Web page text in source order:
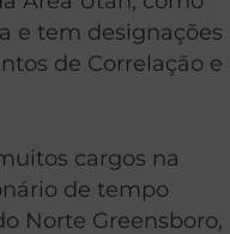
e tem designações
de Correlação e
cargos na
de tempo
Norte Greensboro,